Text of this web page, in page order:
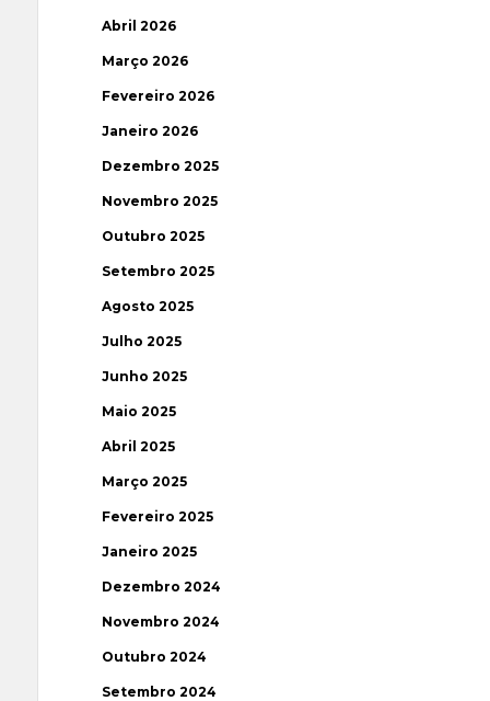
Abril 2026
Março 2026
Fevereiro 2026
Janeiro 2026
Dezembro 2025
Novembro 2025
Outubro 2025
Setembro 2025
Agosto 2025
Julho 2025
Junho 2025
Maio 2025
Abril 2025
Março 2025
Fevereiro 2025
Janeiro 2025
Dezembro 2024
Novembro 2024
Outubro 2024
Setembro 2024